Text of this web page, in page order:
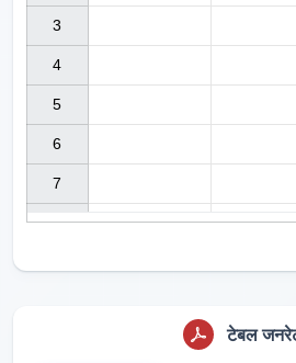
3
4
5
6
7
टेबल